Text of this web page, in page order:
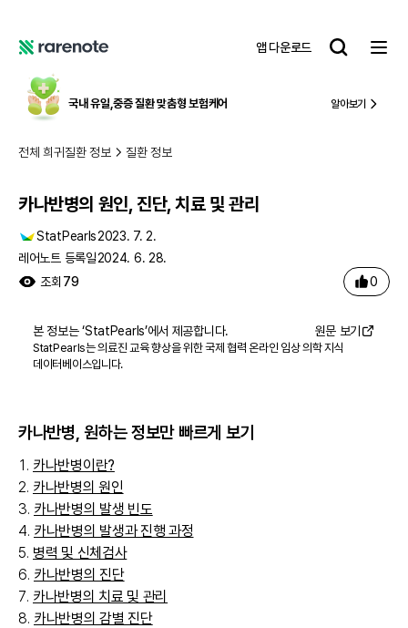
어
노
트
앱 다운로드
레
노
트
국내 유일,중증 질환 맞춤형 보험케어 알아보기
전체 희귀질환 정보 질환 정보
카나반병의 원인, 진단, 치료 및 관리
StatPearls2023. 7. 2.
레어노트 등록일2024. 6. 28.
조회 79 0
본 정보는 ‘StatPearls’에서 제공합니다. 원문 보기
StatPearls는 의료진 교육 향상을 위한 국제 협력 온라인 임상 의학 지식
데이터베이스입니다.
카나반병, 원하는 정보만 빠르게 보기
카나반병이란?
카나반병의 원인
카나반병의 발생 빈도
카나반병의 발생과 진행 과정
병력 및 신체검사
카나반병의 진단
카나반병의 치료 및 관리
카나반병의 감별 진단